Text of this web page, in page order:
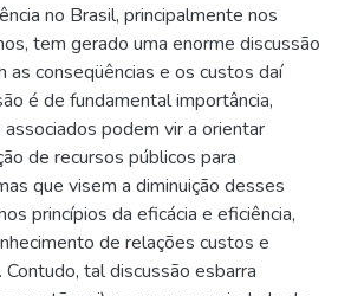
no Brasil, principalmente nos
tem gerado uma enorme discussão
as conseqüências e os custos daí
é de fundamental importância,
podem vir a orientar
de recursos públicos para
que visem a diminuição desses
princípios da eficácia e eficiência,
de relações custos e
tal discussão esbarra